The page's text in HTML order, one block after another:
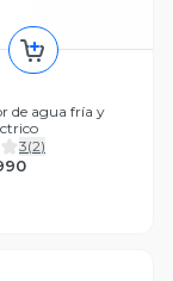
de agua fría y
3(2)